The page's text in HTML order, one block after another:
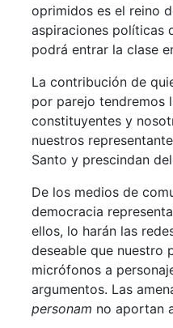
oprimidos es el reino
aspiraciones políticas
podrá entrar la clase
La contribución de
por parejo tendremos
constituyentes y
nuestros
Santo y prescindan
De los medios de
democracia
ellos, lo harán las
deseable que nuestro
micrófonos a
argumentos. Las
personam no aportan